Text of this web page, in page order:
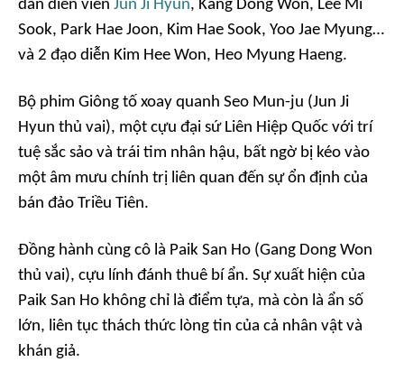
dàn diễn viên Jun Ji Hyun, Kang Dong Won, Lee Mi
Sook, Park Hae Joon, Kim Hae Sook, Yoo Jae Myung…
và 2 đạo diễn Kim Hee Won, Heo Myung Haeng.
Bộ phim Giông tố xoay quanh Seo Mun-ju (Jun Ji
Hyun thủ vai), một cựu đại sứ Liên Hiệp Quốc với trí
tuệ sắc sảo và trái tim nhân hậu, bất ngờ bị kéo vào
một âm mưu chính trị liên quan đến sự ổn định của
bán đảo Triều Tiên.
Đồng hành cùng cô là Paik San Ho (Gang Dong Won
thủ vai), cựu lính đánh thuê bí ẩn. Sự xuất hiện của
Paik San Ho không chỉ là điểm tựa, mà còn là ẩn số
lớn, liên tục thách thức lòng tin của cả nhân vật và
khán giả.